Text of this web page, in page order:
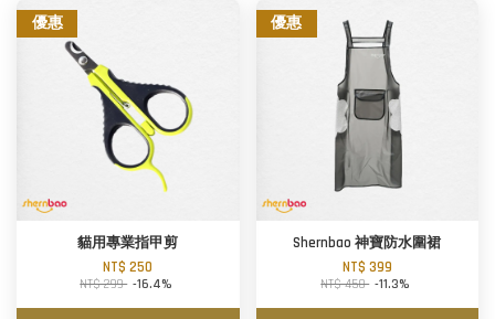
優惠
貓用專業指甲剪
NT$ 250
NT$ 299 -16.4%
優惠
Shernbao 神寶防水圍裙
NT$ 399
NT$ 450 -11.3%